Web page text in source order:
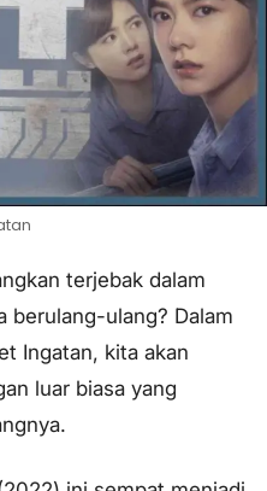
terjebak dalam
berulang-ulang? Dalam
Ingatan, kita akan
luar biasa yang